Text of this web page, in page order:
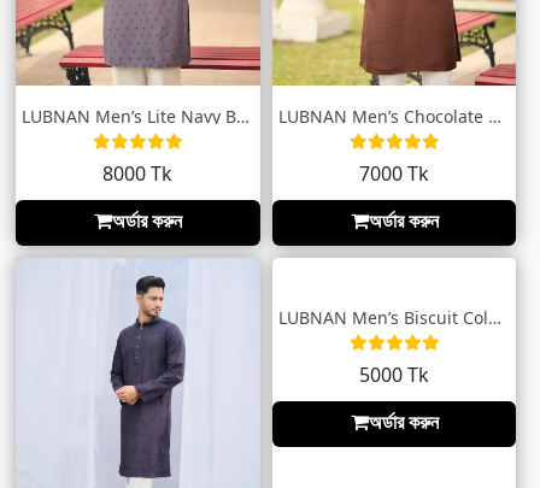
LUBNAN Men’s Lite Navy Blue Color Regula...
8000 Tk
অর্ডার করুন
LUBNAN Men’s Chocolate Brown Embroidered...
7000 Tk
অর্ডার করুন
LUBNAN Men’s Biscuit Color Regular Fit P...
5000 Tk
অর্ডার করুন